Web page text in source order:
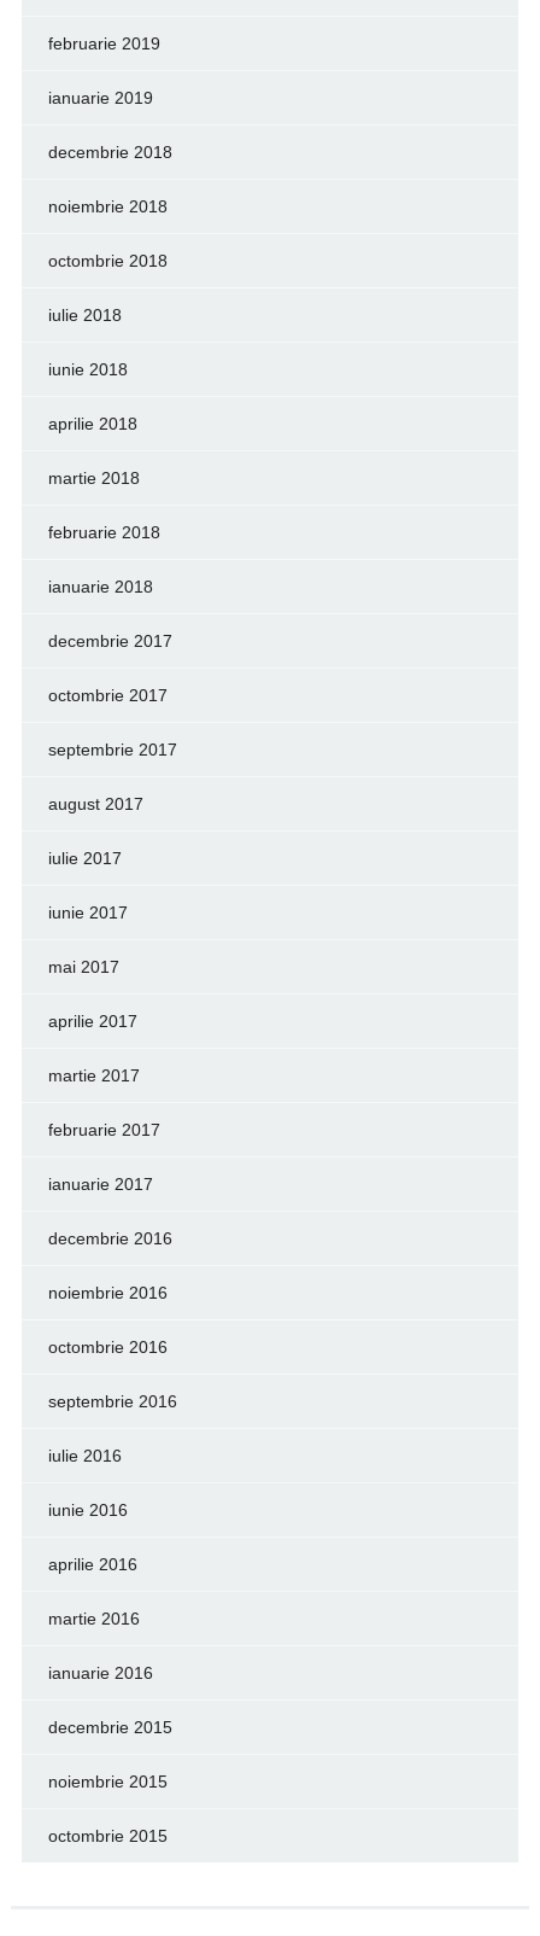
februarie 2019
ianuarie 2019
decembrie 2018
noiembrie 2018
octombrie 2018
iulie 2018
iunie 2018
aprilie 2018
martie 2018
februarie 2018
ianuarie 2018
decembrie 2017
octombrie 2017
septembrie 2017
august 2017
iulie 2017
iunie 2017
mai 2017
aprilie 2017
martie 2017
februarie 2017
ianuarie 2017
decembrie 2016
noiembrie 2016
octombrie 2016
septembrie 2016
iulie 2016
iunie 2016
aprilie 2016
martie 2016
ianuarie 2016
decembrie 2015
noiembrie 2015
octombrie 2015